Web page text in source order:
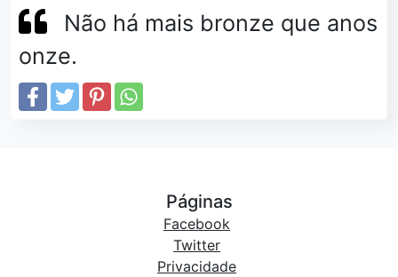
Não há mais bronze que anos
onze.
Páginas
Facebook
Twitter
Privacidade